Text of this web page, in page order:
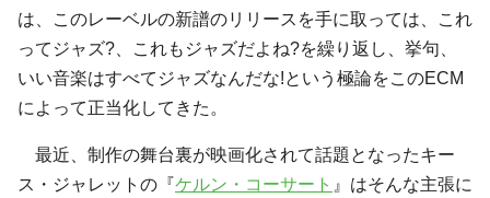
は、このレーベルの新譜のリリースを手に取っては、これ
ってジャズ?、これもジャズだよね?を繰り返し、挙句、
いい音楽はすべてジャズなんだな!という極論をこのECM
によって正当化してきた。
最近、制作の舞台裏が映画化されて話題となったキー
ス・ジャレットの『ケルン・コーサート 』はそんな主張に